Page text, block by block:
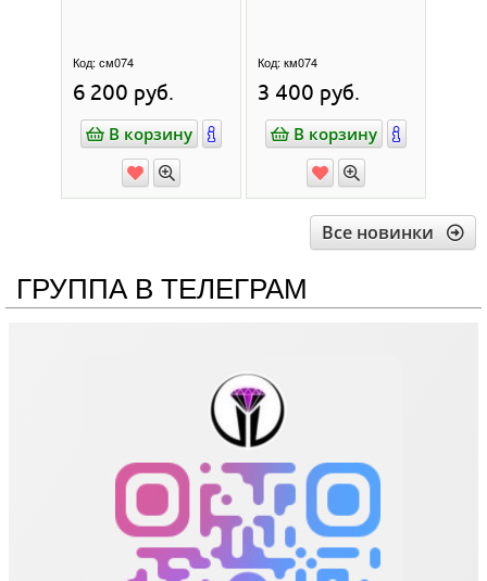
Код: см074
6 200 руб.
В корзину
Код: км074
3 400 руб.
В корзину
Все новинки
ГРУППА В ТЕЛЕГРАМ